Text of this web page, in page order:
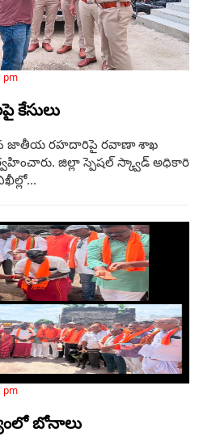
pm
కేసులు
జాతీయ రహదారిపై రవాణా శాఖ
జిల్లా స్పెషల్ స్క్వాడ్ అధికారి
pm
బోనాలు